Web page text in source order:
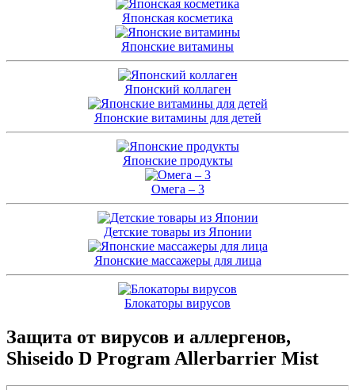
Японская косметика
Японские витамины
Японский коллаген
Японские витамины для детей
Японские продукты
Омега – 3
Детские товары из Японии
Японские массажеры для лица
Блокаторы вирусов
Защита от вирусов и аллергенов,
Shiseido D Program Allerbarrier Mist